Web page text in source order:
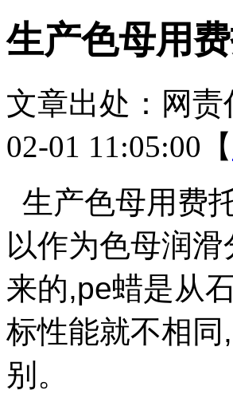
生产色母用
文章出处： 网责
02-01 11:05:00【
生产色母用费
以作为色母润滑
来的,pe蜡是从
标性能就不相同 ,
别。